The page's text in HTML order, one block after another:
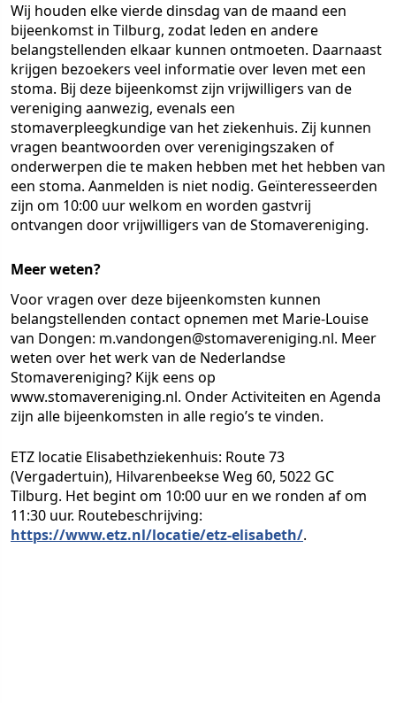
Wij houden elke vierde dinsdag van de maand een
bijeenkomst in Tilburg, zodat leden en andere
belangstellenden elkaar kunnen ontmoeten. Daarnaast
krijgen bezoekers veel informatie over leven met een
stoma. Bij deze bijeenkomst zijn vrijwilligers van de
vereniging aanwezig, evenals een
stomaverpleegkundige van het ziekenhuis. Zij kunnen
vragen beantwoorden over verenigingszaken of
onderwerpen die te maken hebben met het hebben van
een stoma. Aanmelden is niet nodig. Geïnteresseerden
zijn om 10:00 uur welkom en worden gastvrij
ontvangen door vrijwilligers van de Stomavereniging.
Meer weten?
Voor vragen over deze bijeenkomsten kunnen
belangstellenden contact opnemen met Marie-Louise
van Dongen: m.vandongen@stomavereniging.nl. Meer
weten over het werk van de Nederlandse
Stomavereniging? Kijk eens op
www.stomavereniging.nl. Onder Activiteiten en Agenda
zijn alle bijeenkomsten in alle regio’s te vinden.
ETZ locatie Elisabethziekenhuis: Route 73
(Vergadertuin), Hilvarenbeekse Weg 60, 5022 GC
Tilburg. Het begint om 10:00 uur en we ronden af om
11:30 uur. Routebeschrijving:
https://www.etz.nl/locatie/etz-elisabeth/.